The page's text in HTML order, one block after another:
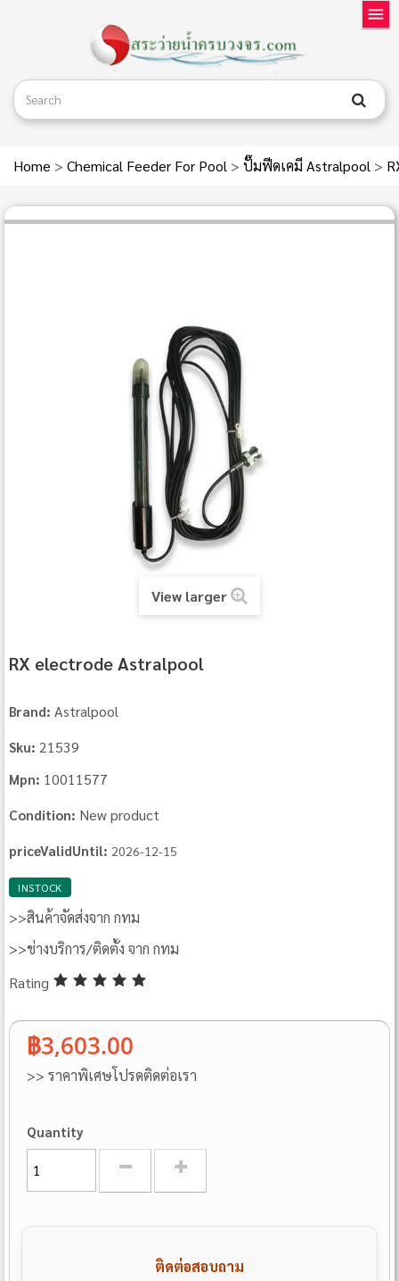
Home > Chemical Feeder For Pool > ปั๊มฟีดเคมี Astralpool >
View larger
RX electrode Astralpool
Brand: Astralpool
Sku: 21539
Mpn: 10011577
Condition: New product
priceValidUntil: 2026-12-15
INSTOCK
>>สินค้าจัดส่งจาก กทม
>>ช่างบริการ/ติดตั้ง จาก กทม
Rating
฿3,603.00
>> ราคาพิเศษโปรดติดต่อเรา
Quantity
ติดต่อสอบถาม